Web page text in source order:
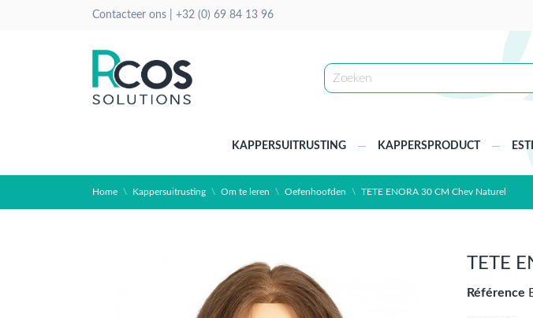
Contacteer ons | +32 (0) 69 84 13 96
KAPPERSUITRUSTING KAPPERSPRODUCT
Home Kappersuitrusting Om te leren Oefenhoofden TETE ENORA 30 CM Chev Naturel
TETE
Référence